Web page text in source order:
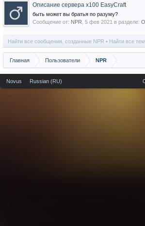
Описание сервера х100 EasyCraft
быть может вы братья по разуму?
Сообщение от: NPR 5 фев 2021 в разделе: О
Найти все сообщения, созданные NPR Найти все
Главная Пользователи NPR
Novus Russian (RU)